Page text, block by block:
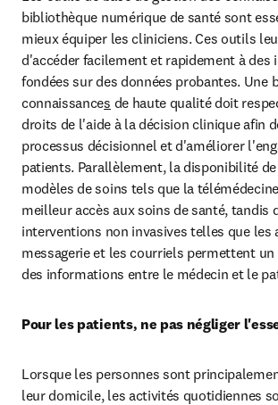
bibliothèque numérique de santé sont
mieux équiper les cliniciens. Ces outils
d'accéder facilement et rapidement à des
fondées sur des données probantes. Une
connaissances de haute qualité doit
droits de l'aide à la décision clinique afin
processus décisionnel et d'améliorer
patients. Parallèlement, la disponibilité
modèles de soins tels que la
meilleur accès aux soins de santé, tandis
interventions non invasives telles que les
messagerie et les courriels permettent un
des informations entre le médecin et le
Pour les patients, ne pas négliger
Lorsque les personnes sont
leur domicile, les activités quotidiennes